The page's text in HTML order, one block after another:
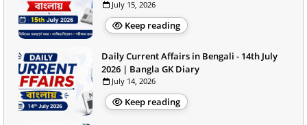
July 15, 2026
Keep reading
Daily Current Affairs in Bengali - 14th July
2026 | Bangla GK Diary
July 14, 2026
Keep reading